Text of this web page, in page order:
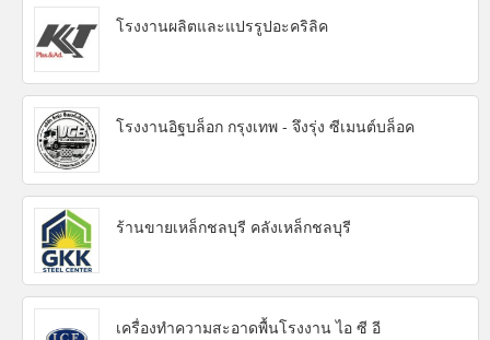
โรงงานผลิตและแปรรูปอะคริลิค
โรงงานอิฐบล็อก กรุงเทพ - จึงรุ่ง ซีเมนต์บล็อค
ร้านขายเหล็กชลบุรี คลังเหล็กชลบุรี
เครื่องทำความสะอาดพื้นโรงงาน ไอ ซี อี